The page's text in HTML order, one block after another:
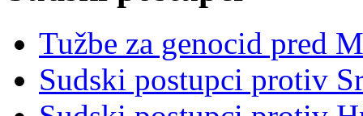
Tužbe za genocid pred
Sudski postupci protiv